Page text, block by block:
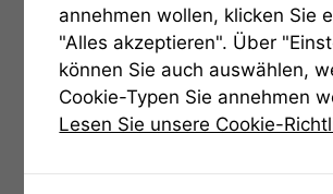
annehmen wollen, klicken Sie
"Alles akzeptieren". Über
können Sie auch auswählen,
Cookie-Typen Sie annehmen
Lesen Sie unsere Cookie-